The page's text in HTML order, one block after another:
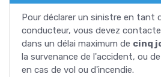
Pour déclarer un sinistre en tant
conducteur, vous devez
dans un délai maximum de cinq
la survenance de l'accident, ou
en cas de vol ou d'incendie.